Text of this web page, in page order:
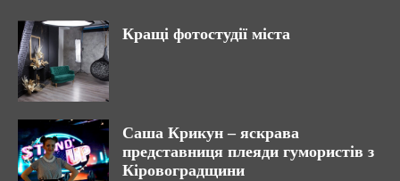
Кращі фотостудії міста
Саша Крикун – яскрава
представниця плеяди гумористів з
Кіровоградщини